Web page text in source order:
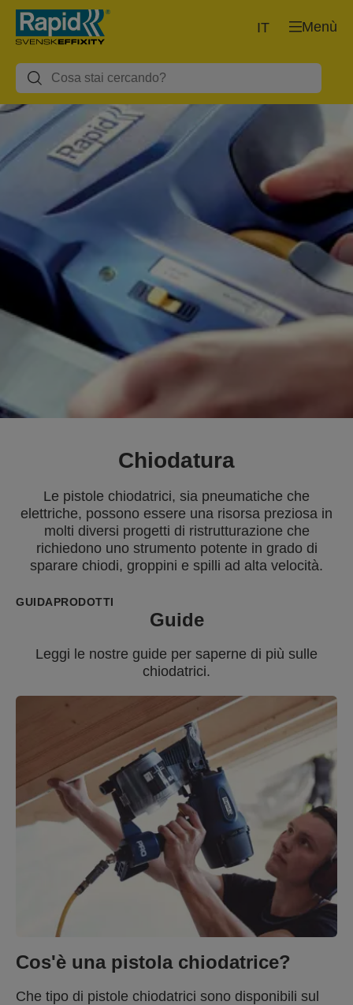
Menù
IT
Chiodatura
Le pistole chiodatrici, sia pneumatiche che
elettriche, possono essere una risorsa preziosa in
molti diversi progetti di ristrutturazione che
richiedono uno strumento potente in grado di
sparare chiodi, groppini e spilli ad alta velocità.
GUIDAPRODOTTI
Guide
Leggi le nostre guide per saperne di più sulle
chiodatrici.
Cos'è una pistola chiodatrice?
Che tipo di pistole chiodatrici sono disponibili sul